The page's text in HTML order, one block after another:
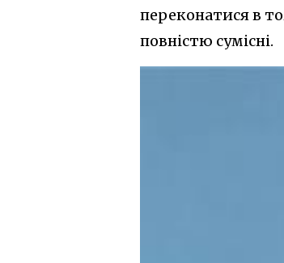
переконатися в
повністю сумісні.